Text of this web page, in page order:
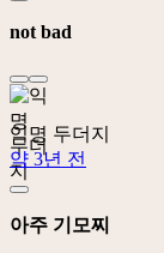
not bad
익명 두더지
약 3년 전
아주 기모찌